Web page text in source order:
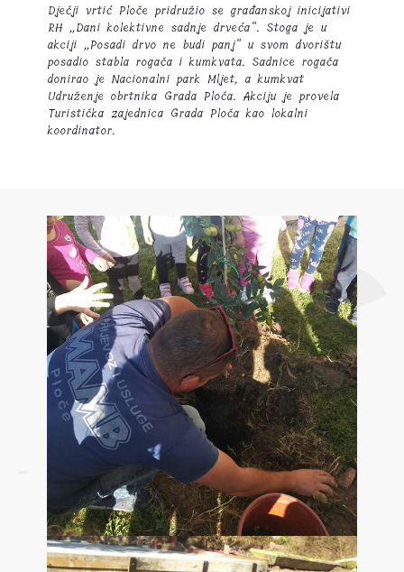
Dječji vrtić Ploče pridružio se građanskoj inicijativi
RH „Dani kolektivne sadnje drveća“. Stoga je u
akciji „Posadi drvo ne budi panj“ u svom dvorištu
posadio stabla rogača i kumkvata. Sadnice rogača
donirao je Nacionalni park Mljet, a kumkvat
Udruženje obrtnika Grada Ploča. Akciju je provela
Turistička zajednica Grada Ploča kao lokalni
koordinator.